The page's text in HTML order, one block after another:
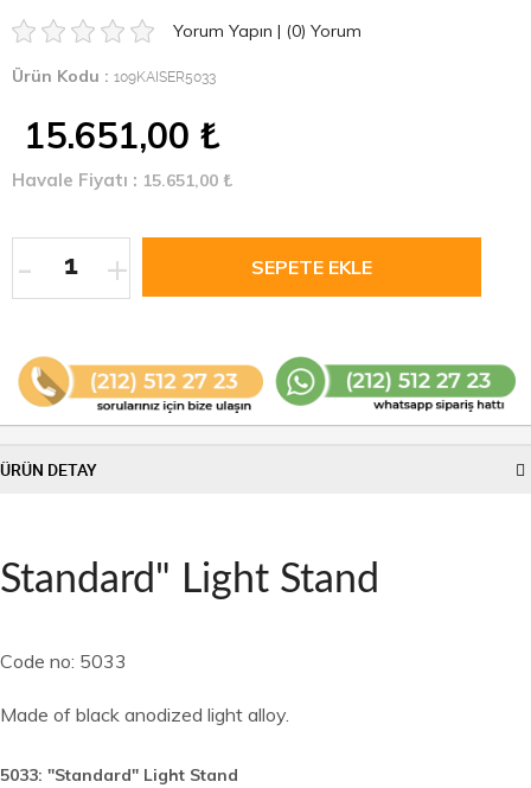
Yorum Yapın | (0) Yorum
Ürün Kodu : 109KAISER5033
15.651,00 ₺
Havale Fiyatı : 15.651,00 ₺
+
-
ÜRÜN DETAY
Standard" Light Stand
Code no: 5033
Made of black anodized light alloy.
5033: "Standard" Light Stand